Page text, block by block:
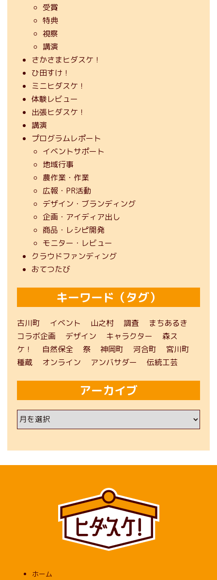
受賞
特典
視察
講演
さかさまヒダスケ！
ひ田すけ！
ミニヒダスケ！
体験レビュー
出張ヒダスケ！
講演
プログラムレポート
イベントサポート
地域行事
農作業・作業
広報・PR活動
デザイン・ブランディング
企画・アイディア出し
商品・レシピ開発
モニター・レビュー
クラウドファンディング
おてつたび
キーワード（タグ）
古川町 イベント 山之村 調査
まちあるき
コラボ企画
デザイン キャラクター
森ス
ケ！
自然保全 祭 神岡町 河合町
宮川町
種蔵
オンライン アンバサダー 伝統工芸
アーカイブ
ア
ー
ブ
ホーム